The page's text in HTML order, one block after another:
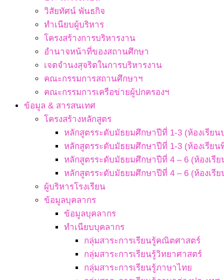
วิสัยทัศน์ พันธกิจ
ทำเนียบผู้บริหาร
โครงสร้างการบริหารงาน
อำนาจหน้าที่ของสถานศึกษา
เจตจํานงสุจริตในการบริหารงาน
คณะกรรมการสถานศึกษาฯ
คณะกรรมการเครือข่ายผู้ปกครองฯ
ข้อมูล & สารสนเทศ
โครงสร้างหลักสูตร
หลักสูตรระดับมัธยมศึกษาปีที่ 1-3 (ห้องเรียน
หลักสูตรระดับมัธยมศึกษาปีที่ 1-3 (ห้องเรียน
หลักสูตรระดับมัธยมศึกษาปีที่ 4 – 6 (ห้องเรี
หลักสูตรระดับมัธยมศึกษาปีที่ 4 – 6 (ห้องเรีย
ผู้บริหารโรงเรียน
ข้อมูลบุคลากร
ข้อมูลบุคลากร
ทำเนียบบุคลากร
กลุ่มสาระการเรียนรู้คณิตศาสตร์
กลุ่มสาระการเรียนรู้วิทยาศาสตร์
กลุ่มสาระการเรียนรู้ภาษาไทย